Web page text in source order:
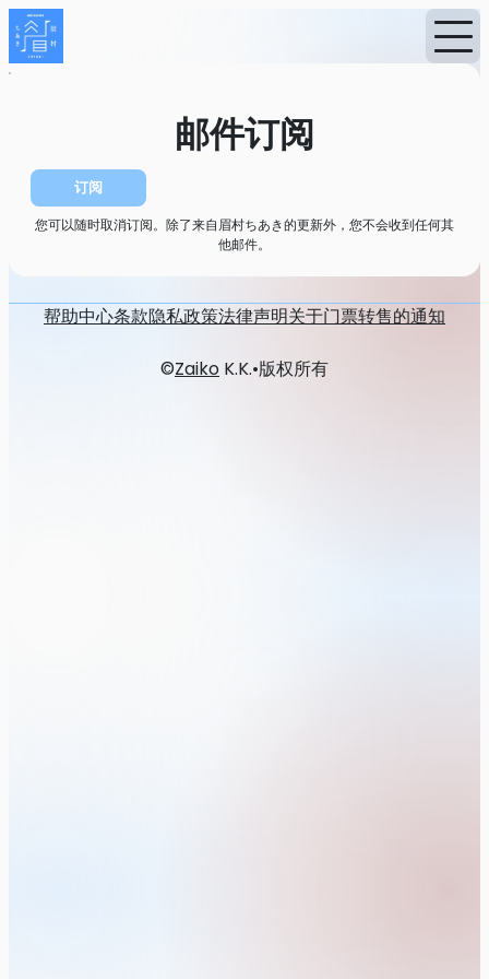
首页
邮件订阅
订阅
您可以随时取消订阅。除了来自眉村ちあき的更新外，您不会收到任何其
他邮件。
帮助中心条款隐私政策法律声明关于门票转售的通知
©Zaiko K.K.•版权所有